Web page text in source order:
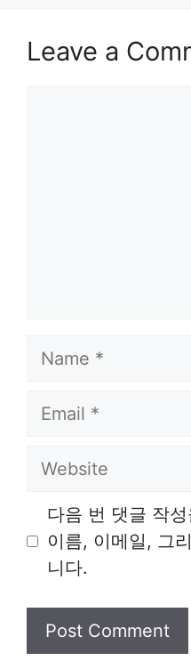
Leave a
Name
Email
Website
다음 번 댓글 작
이름, 이메일, 그
니다.